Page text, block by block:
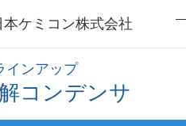
本ケミコン株式会社
インアップ
コンデンサ